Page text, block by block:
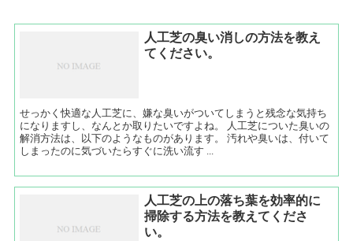
人工芝の臭い消しの方法を教え
てください。
せっかく快適な人工芝に、嫌な臭いがついてしまうと残念な気持ち
になりますし、なんとか取りたいですよね。 人工芝についた臭いの
解消方法は、以下のようなものがあります。 汚れや臭いは、付いて
しまったのに気づいたらすぐに洗い流す ...
人工芝の上の落ち葉を効率的に
掃除する方法を教えてくださ
い。